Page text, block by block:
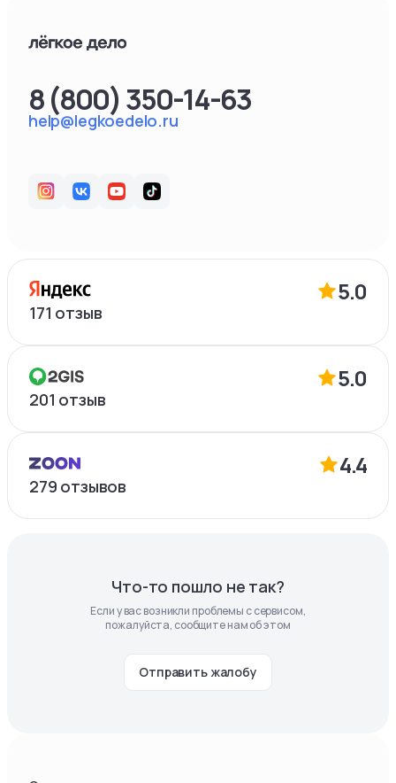
help@legkoedelo.ru
8 (800) 350-14-63
5.0
171 отзыв
5.0
201 отзыв
4.4
279 отзывов
Что-то пошло не так?
Если у вас возникли проблемы с сервисом,
пожалуйста, сообщите нам об этом
Отправить жалобу